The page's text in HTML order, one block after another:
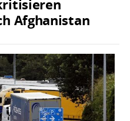
Afghanistan